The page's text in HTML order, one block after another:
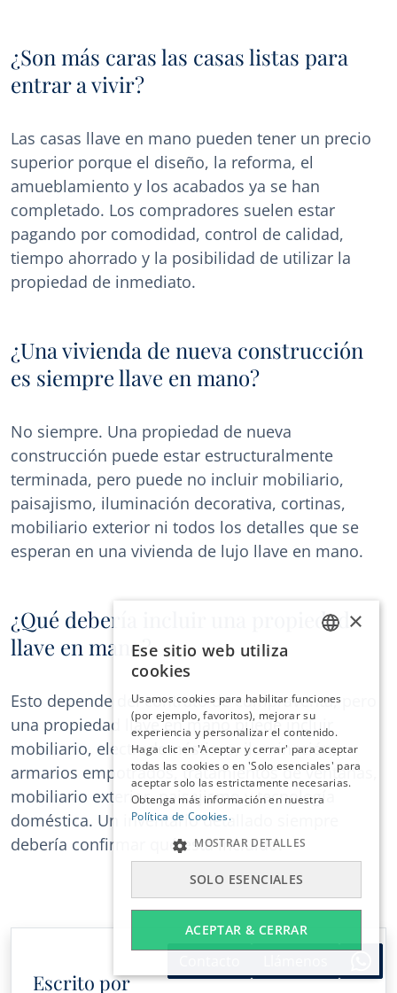
¿Son más caras las casas listas para
entrar a vivir?
Las casas llave en mano pueden tener un precio
superior porque el diseño, la reforma, el
amueblamiento y los acabados ya se han
completado. Los compradores suelen estar
pagando por comodidad, control de calidad,
tiempo ahorrado y la posibilidad de utilizar la
propiedad de inmediato.
¿Una vivienda de nueva construcción
es siempre llave en mano?
No siempre. Una propiedad de nueva
construcción puede estar estructuralmente
terminada, pero puede no incluir mobiliario,
paisajismo, iluminación decorativa, cortinas,
mobiliario exterior ni todos los detalles que se
esperan en una vivienda de lujo llave en mano.
¿Qué debería incluir una propiedad
llave en mano?
Esto depende del contrato de compraventa, pero
una propiedad llave en mano puede incluir
mobiliario, electrodomésticos, iluminación,
armarios empotrados, tratamientos de ventanas,
mobiliario exterior, paisajismo y tecnología
doméstica. Un inventario detallado siempre
debería confirmar qué está incluido.
Escrito por
DEUTSCH
FRANÇAIS
NEDERLANDS
×
Ese sitio web utiliza
cookies
Usamos cookies para habilitar funciones
(por ejemplo, favoritos), mejorar su
experiencia y personalizar el contenido.
Haga clic en 'Aceptar y cerrar' para aceptar
todas las cookies o en 'Solo esenciales' para
aceptar solo las estrictamente necesarias.
Obtenga más información en nuestra
Política de Cookies.
ACEPTAR & CERRAR
SOLO ESENCIALES
MOSTRAR DETALLES